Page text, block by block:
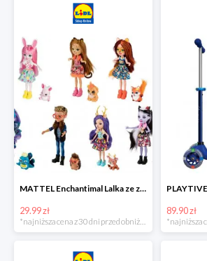
MATTEL Enchantimal Lalka ze zwierzątkiem
29.99 zł
*najniższa cena z 30 dni przed obniżką
89.90 zł